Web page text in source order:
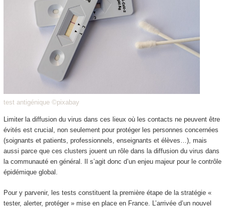
test antigénique ©pixabay
Limiter la diffusion du virus dans ces lieux où les contacts ne peuvent être
évités est crucial, non seulement pour protéger les personnes concernées
(soignants et patients, professionnels, enseignants et élèves…), mais
aussi parce que ces clusters jouent un rôle dans la diffusion du virus dans
la communauté en général. Il s’agit donc d’un enjeu majeur pour le contrôle
épidémique global.
Pour y parvenir, les tests constituent la première étape de la stratégie «
tester, alerter, protéger » mise en place en France. L’arrivée d’un nouvel